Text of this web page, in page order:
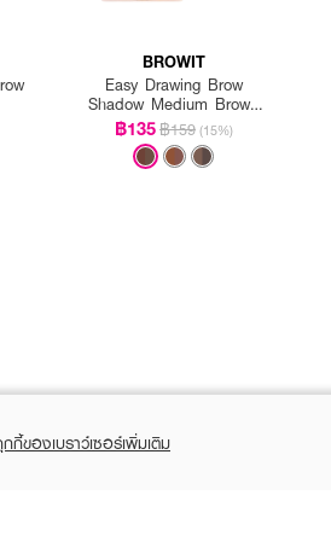
BROWIT
Easy Drawing Brow
Shadow Medium Brown
(Y2019)
฿135฿159 (15%)
กี้ของเบราว์เซอร์เพิ่มเติม